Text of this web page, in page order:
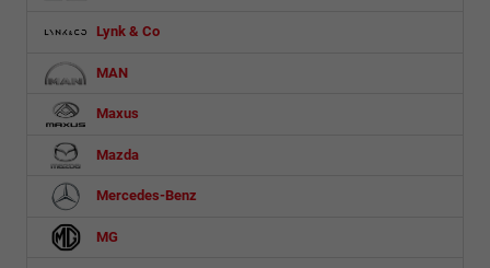
Lynk & Co
MAN
Maxus
Mazda
Mercedes-Benz
MG